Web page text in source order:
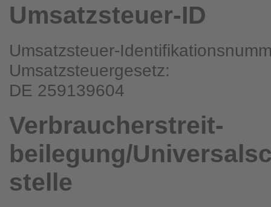
Umsatzsteuer-ID
Umsatzsteuer-
Umsatzsteuergesetz:
DE 259139604
Verbraucher­streit­
beilegung/
stelle